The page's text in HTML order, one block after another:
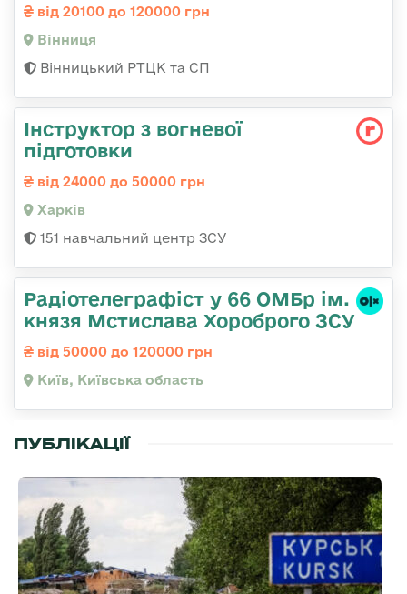
від 20100 до 120000 грн
Вінниця
Вінницький РТЦК та СП
Інструктор з вогневої
підготовки
від 24000 до 50000 грн
Харків
151 навчальний центр ЗСУ
Радіотелеграфіст у 66 ОМБр ім.
князя Мстислава Хороброго ЗСУ
від 50000 до 120000 грн
Київ, Київська область
ПУБЛІКАЦІЇ